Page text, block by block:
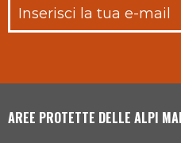
AREE PROTETTE DELLE ALPI